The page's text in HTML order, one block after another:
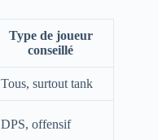
Type de joueur
conseillé
Tous, surtout tank
DPS, offensif